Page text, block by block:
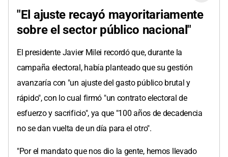
"El ajuste recayó mayoritariamente
sobre el sector público nacional"
El presidente Javier Milei recordó que, durante la
campaña electoral, había planteado que su gestión
avanzaría con "un ajuste del gasto público brutal y
rápido", con lo cual firmó "un contrato electoral de
esfuerzo y sacrificio", ya que "100 años de decadencia
no se dan vuelta de un día para el otro".
"Por el mandato que nos dio la gente, hemos llevado